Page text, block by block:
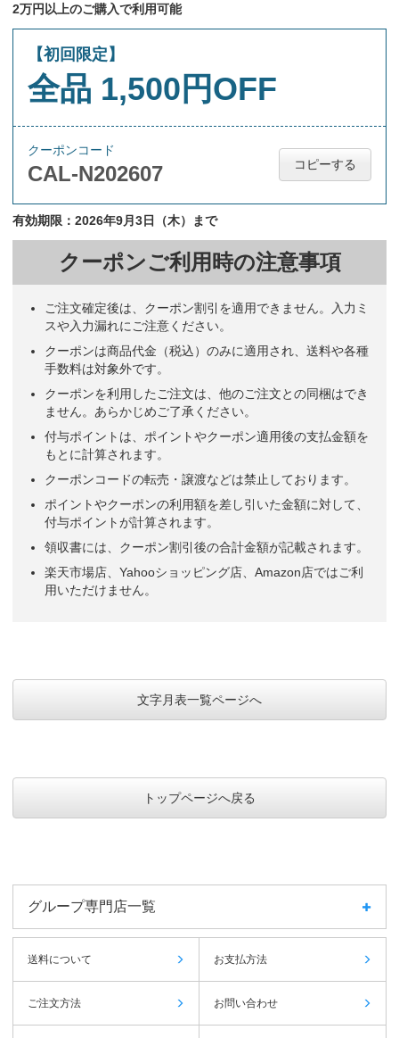
2万円以上のご購入で利用可能
【初回限定】
全品 1,500円OFF
クーポンコード
CAL-N202607 コピーする
有効期限：2026年9月3日（木）まで
クーポンご利用時の注意事項
ご注文確定後は、クーポン割引を適用できません。入力ミ
スや入力漏れにご注意ください。
クーポンは商品代金（税込）のみに適用され、送料や各種
手数料は対象外です。
クーポンを利用したご注文は、他のご注文との同梱はでき
ません。あらかじめご了承ください。
付与ポイントは、ポイントやクーポン適用後の支払金額を
もとに計算されます。
クーポンコードの転売・譲渡などは禁止しております。
ポイントやクーポンの利用額を差し引いた金額に対して、
付与ポイントが計算されます。
領収書には、クーポン割引後の合計金額が記載されます。
楽天市場店、Yahooショッピング店、Amazon店ではご利
用いただけません。
文字月表一覧ページへ
トップページへ戻る
グループ専門店一覧
送料について お支払方法
ご注文方法 お問い合わせ